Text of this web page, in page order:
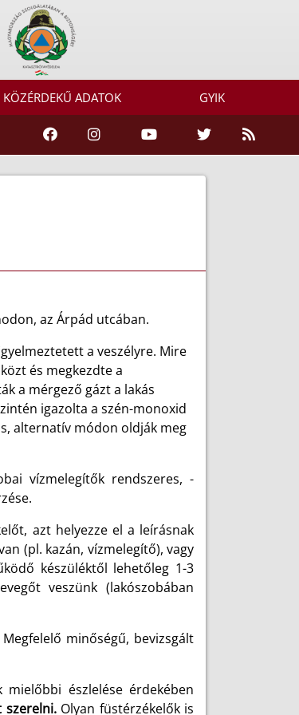
KÖZÉRDEKŰ ADATOK GYIK
az Árpád utcában.
a veszélyre. Mire
és megkezdte a
a mérgező gázt a lakás
igazolta a szén-monoxid
alternatív módon oldják meg
vízmelegítők rendszeres, -
azt helyezze el a leírásnak
(pl. kazán, vízmelegítő), vagy
készüléktől lehetőleg 1-3
veszünk (lakószobában
minőségű, bevizsgált
észlelése érdekében
szerelni.Olyan füstérzékelők is